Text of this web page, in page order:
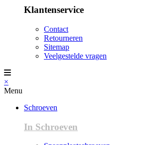
Klantenservice
Contact
Retourneren
Sitemap
Veelgestelde vragen
×
Menu
Schroeven
In Schroeven